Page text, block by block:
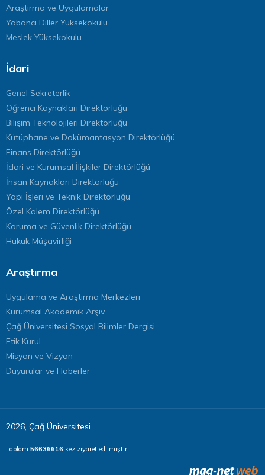
Araştırma ve Uygulamalar
Yabancı Diller Yüksekokulu
Meslek Yüksekokulu
İdari
Genel Sekreterlik
Öğrenci Kaynakları Direktörlüğü
Bilişim Teknolojileri Direktörlüğü
Kütüphane ve Dokümantasyon Direktörlüğü
Finans Direktörlüğü
İdari ve Kurumsal İlişkiler Direktörlüğü
İnsan Kaynakları Direktörlüğü
Yapı İşleri ve Teknik Direktörlüğü
Özel Kalem Direktörlüğü
Koruma ve Güvenlik Direktörlüğü
Hukuk Müşavirliği
Araştırma
Uygulama ve Araştırma Merkezleri
Kurumsal Akademik Arşiv
Çağ Üniversitesi Sosyal Bilimler Dergisi
Etik Kurul
Misyon ve Vizyon
Duyurular ve Haberler
2026, Çağ Üniversitesi
Toplam 56636616 kez ziyaret edilmiştir.